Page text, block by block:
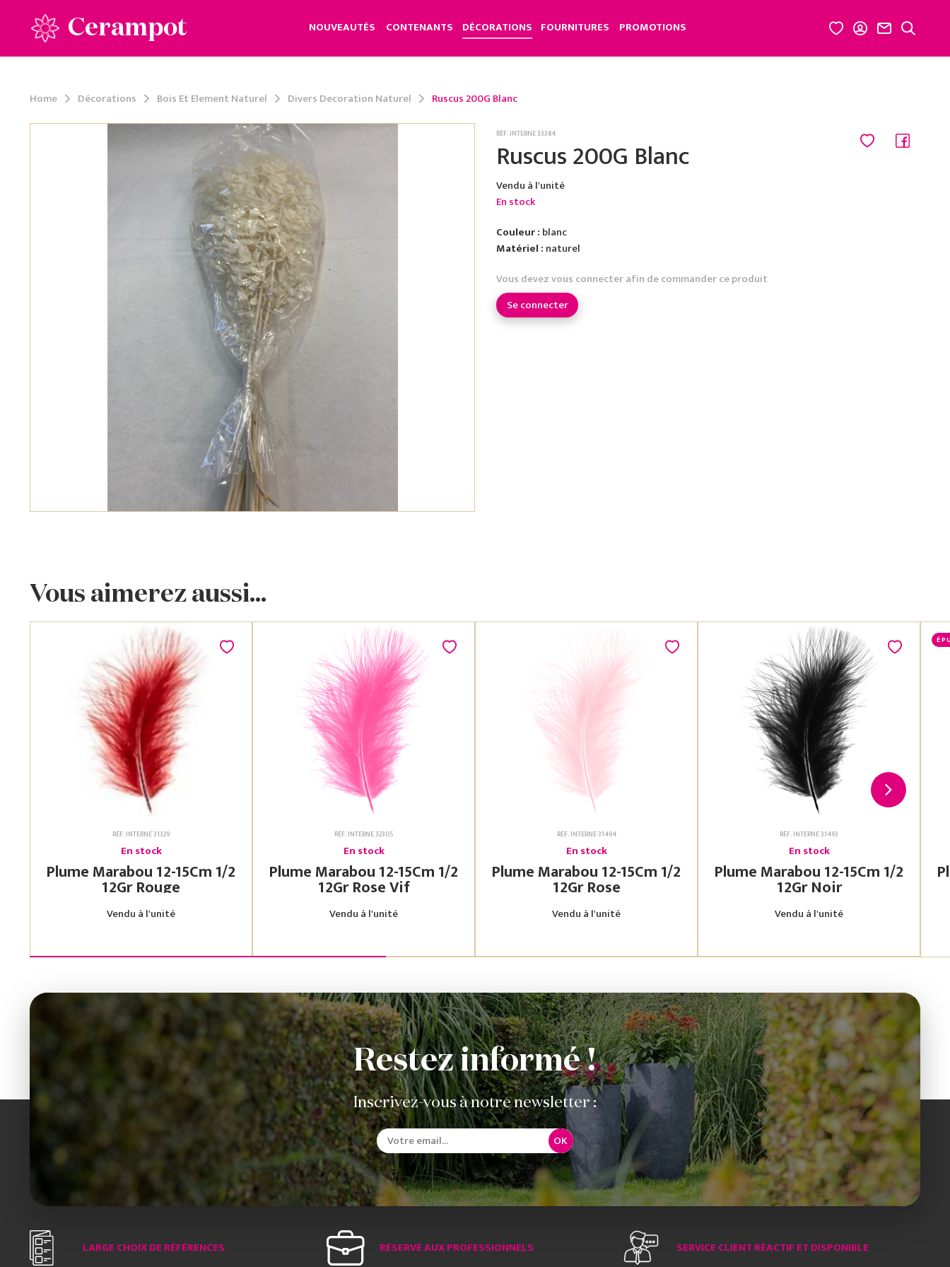
Cerampot NOUVEAUTÉS CONTENANTS DÉCORATIONS FOURNITURES PROMOTIONS
Home Décorations Bois Et Element Naturel Divers Decoration Naturel Ruscus 200G Blanc
RÉF. INTERNE 33384
Ruscus 200G Blanc
Vendu à l'unité
En stock
Couleur : blanc
Matériel : naturel
Vous devez vous connecter afin de commander ce produit
Se connecter
Vous aimerez aussi...
RÉF. INTERNE 31329
En stock
Plume Marabou 12-15Cm 1/2
12Gr Rouge
Vendu à l'unité
RÉF. INTERNE 32305
En stock
Plume Marabou 12-15Cm 1/2
12Gr Rose Vif
Vendu à l'unité
RÉF. INTERNE 31494
En stock
Plume Marabou 12-15Cm 1/2
12Gr Rose
Vendu à l'unité
RÉF. INTERNE 31493
En stock
Plume Marabou 12-15Cm 1/2
12Gr Noir
Vendu à l'unité
Restez informé !
Inscrivez-vous à notre newsletter :
OK
LARGE CHOIX DE RÉFÉRENCES RÉSERVÉ AUX PROFESSIONNELS SERVICE CLIENT RÉACTIF ET DISPONIBLE